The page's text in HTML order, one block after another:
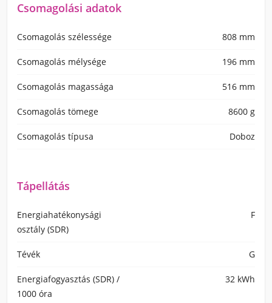
Csomagolási adatok
Csomagolás szélessége 808 mm
Csomagolás mélysége 196 mm
Csomagolás magassága 516 mm
Csomagolás tömege 8600 g
Csomagolás típusa Doboz
Tápellátás
Energiahatékonysági
osztály (SDR)
F
Tévék G
Energiafogyasztás (SDR) /
1000 óra
32 kWh